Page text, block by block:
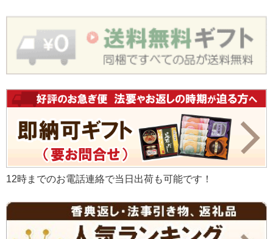
12時までのお電話連絡で当日出荷も可能です！